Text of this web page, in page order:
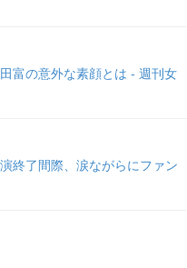
富の意外な素顔とは - 週刊女
終了間際、涙ながらにファン